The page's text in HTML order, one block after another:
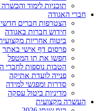
תוכניות לימוד
חברי האגודה
הצטרפות חברים
חידוש חברות באגודה
ביטוח אחריות
פרסום דף אישי באתר
חפשו את תו המטפל
הטבות נוספות לחברי
פנייה לועדת אתיקה
סדרות ומפגשי למידה
מדיניות ביטול עסקה
העשרה מקצועית